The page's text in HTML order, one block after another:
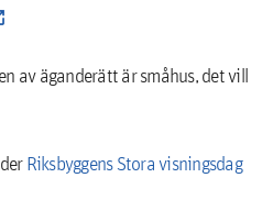
av äganderätt är småhus, det vill
Riksbyggens Stora visningsdag